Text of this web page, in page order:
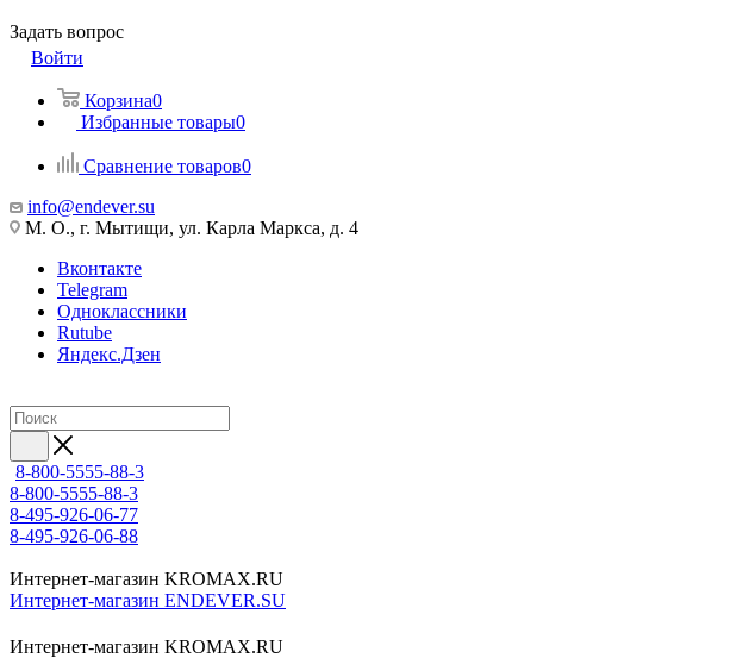
Задать вопрос
Войти
Корзина0
Избранные товары0
Сравнение товаров0
info@endever.su
М. О., г. Мытищи, ул. Карла Маркса, д. 4
Вконтакте
Telegram
Одноклассники
Rutube
Яндекс.Дзен
8-800-5555-88-3
8-800-5555-88-3
8-495-926-06-77
8-495-926-06-88
Интернет-магазин KROMAX.RU
Интернет-магазин ENDEVER.SU
Интернет-магазин KROMAX.RU